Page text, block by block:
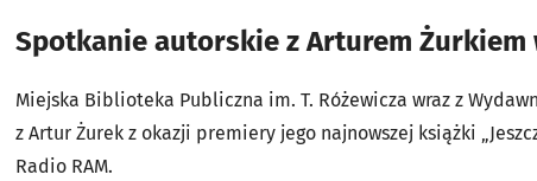
Spotkanie autorskie z Arturem Żurkiem
Miejska Biblioteka Publiczna im. T. Różewicza wraz z
z Artur Żurek z okazji premiery jego najnowszej książki
Radio RAM.